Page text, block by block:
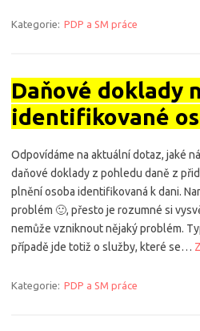
Kategorie: PDP a SM práce
Daňové doklady
identifikované
Odpovídáme na aktuální dotaz, jaké
daňové doklady z pohledu daně z
plnění osoba identifikovaná k dani.
problém 🙂, přesto je rozumné si
nemůže vzniknout nějaký problém.
případě jde totiž o služby, které se…
Kategorie: PDP a SM práce